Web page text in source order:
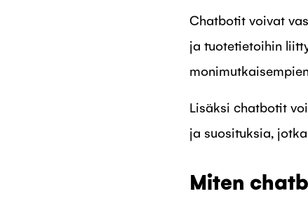
Chatbotit voivat
ja tuotetietoihin
Lisäksi chatbotit
ja suosituksia,
Miten